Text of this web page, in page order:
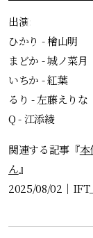
出演:
ひかり - 檜山明
まどか - 城ノ菜月
いちか - 紅葉
るり - 左藤えりな
Q - 江添綾
関連する記事『本
ん』
2025/08/02 ｜